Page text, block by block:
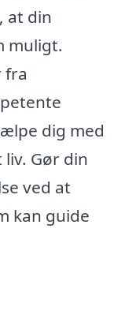
at din
muligt.
fra
dig med
Gør din
ved at
kan guide